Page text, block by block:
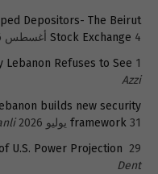
Depositors- The Beirut
Stock Exchange 4 أغسطس 2026
Lebanon Refuses to See 1 أغسطس 2026
Azzi
builds new security
framework 31 يوليو 2026
U.S. Power Projection 29 يوليو 2026
Dent